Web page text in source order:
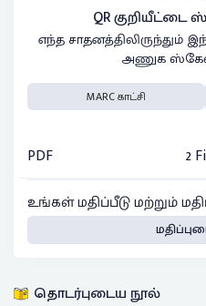
QR
எந்த
அணுக
MARC காட்சி
PDF
2
உங்கள் மதிப்பீடு மற்றும்
தொடர்புடைய நூல்